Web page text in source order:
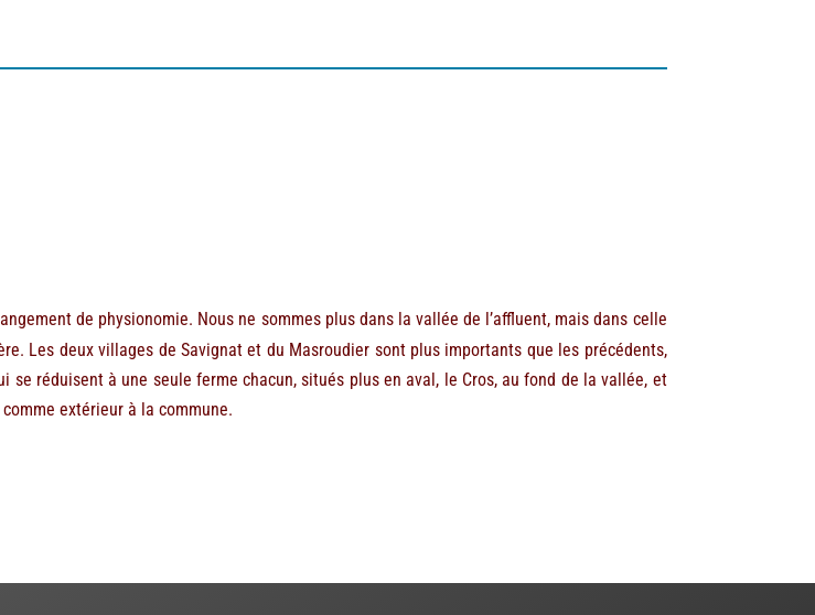
de physionomie. Nous ne sommes plus dans la vallée de l’affluent, mais dans celle
Les deux villages de Savignat et du Masroudier sont plus importants que les précédents,
réduisent à une seule ferme chacun, situés plus en aval, le Cros, au fond de la vallée, et
extérieur à la commune.